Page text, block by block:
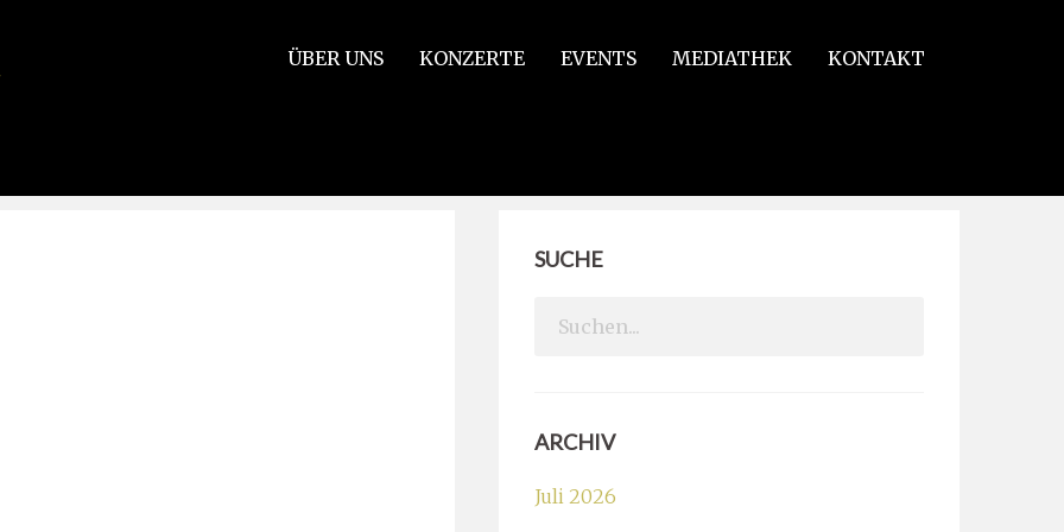
ÜBER UNS KONZERTE EVENTS MEDIATHEK KONTAKT
SUCHE
Search
ARCHIV
Juli 2026